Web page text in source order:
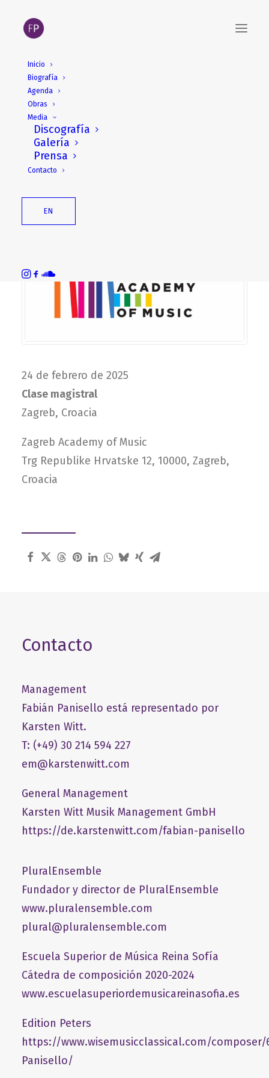
Inicio
Biografía
Agenda
Obras
Media
Discografía
Galería
Prensa
Contacto
EN
24 de febrero. Clase
magistral, Zagreb Academy
of Music
24 de febrero de 2025
Clase magistral
Zagreb, Croacia
Zagreb Academy of Music
Trg Republike Hrvatske 12, 10000, Zagreb,
Croacia
Contacto
Management
Fabián Panisello está representado por
Karsten Witt.
T: (+49) 30 214 594 227
em@karstenwitt.com
General Management
​Karsten Witt Musik Management GmbH​
https://de.karstenwitt.com/fabian-panisello
PluralEnsemble
Fundador y director de PluralEnsemble
www.pluralensemble.com
plural@pluralensemble.com
Escuela Superior de Música Reina Sofía
Cátedra de composición 2020-2024
www.escuelasuperiordemusicareinasofia.es
Edition Peters
https://www.wisemusicclassical.com/composer/
Panisello/